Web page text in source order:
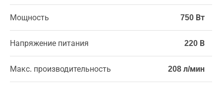
Мощность 750 Вт
Напряжение питания 220 В
Макс. производительность 208 л/мин